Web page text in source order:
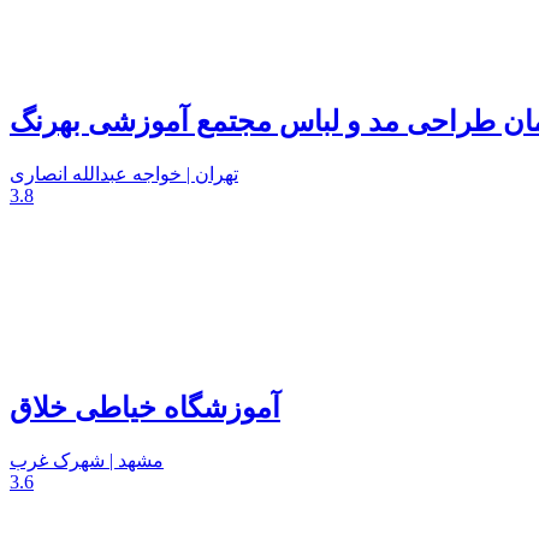
طراحی مد و لباس مجتمع آموزشی بهرنگ
تهران | خواجه عبدالله انصاری
3.8
آموزشگاه خیاطی خلاق
مشهد | شهرک غرب
3.6